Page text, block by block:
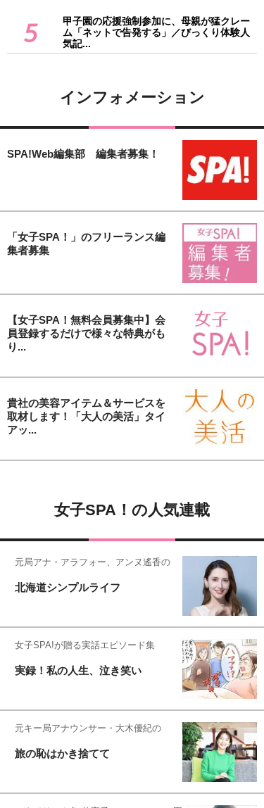
5
甲子園の応援強制参加に、母親が猛クレー
ム「ネットで告発する」／びっくり体験人
気記...
インフォメーション
SPA!Web編集部 編集者募集！
「女子SPA！」のフリーランス編
集者募集
【女子SPA！無料会員募集中】会
員登録するだけで様々な特典がも
り...
貴社の美容アイテム＆サービスを
取材します！「大人の美活」タイ
アッ...
女子SPA！の人気連載
元局アナ・アラフォー、アンヌ遙香の
北海道シンプルライフ
女子SPA!が贈る実話エピソード集
実録！私の人生、泣き笑い
元キー局アナウンサー・大木優紀の
旅の恥はかき捨てて